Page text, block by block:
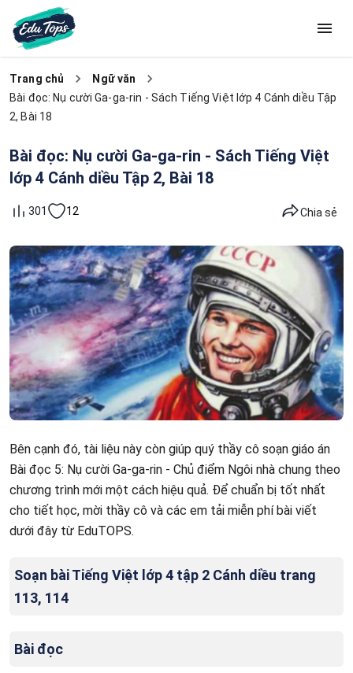
Trang chủ
Ngữ văn
Bài đọc: Nụ cười Ga-ga-rin - Sách Tiếng Việt lớp 4 Cánh diều Tập
2, Bài 18
Bài đọc: Nụ cười Ga-ga-rin - Sách Tiếng Việt
lớp 4 Cánh diều Tập 2, Bài 18
301 12 Chia sẻ
Bên cạnh đó, tài liệu này còn giúp quý thầy cô soạn giáo án
Bài đọc 5: Nụ cười Ga-ga-rin - Chủ điểm Ngôi nhà chung theo
chương trình mới một cách hiệu quả. Để chuẩn bị tốt nhất
cho tiết học, mời thầy cô và các em tải miễn phí bài viết
dưới đây từ EduTOPS.
Soạn bài Tiếng Việt lớp 4 tập 2 Cánh diều trang
113, 114
Bài đọc